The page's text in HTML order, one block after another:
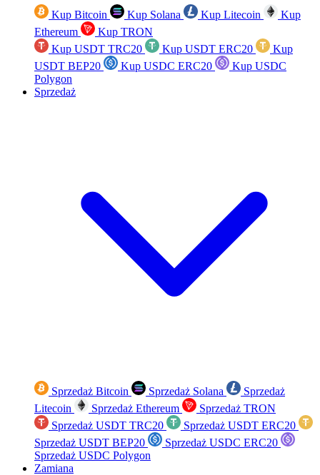
Kup Bitcoin Kup Solana Kup Litecoin
Kup
Ethereum
Kup TRON
Kup USDT TRC20
Kup USDT ERC20
Kup
USDT BEP20
Kup USDC ERC20
Kup USDC
Polygon
Sprzedaż
Sprzedaż Bitcoin Sprzedaż Solana
Sprzedaż
Litecoin
Sprzedaż Ethereum
Sprzedaż TRON
Sprzedaż USDT TRC20
Sprzedaż USDT ERC20
Sprzedaż USDT BEP20
Sprzedaż USDC ERC20
Sprzedaż USDC Polygon
Zamiana